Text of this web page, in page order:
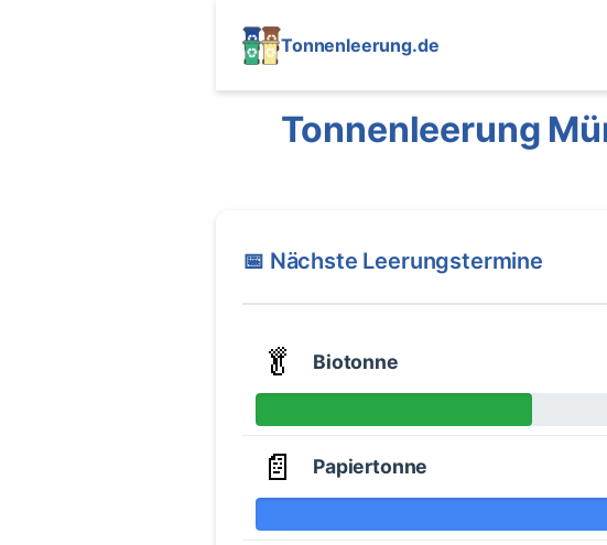
Tonnenleerung.de
Tonnenleerung
📅 Nächste Leerungstermine
🥬 Biotonne
📄 Papiertonne